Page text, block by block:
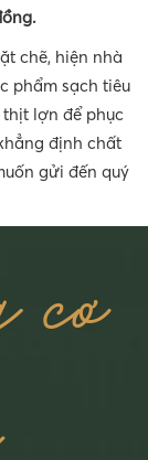
chẽ, hiện nhà
phẩm sạch tiêu
lợn để phục
định chất
gửi đến quý
cơ